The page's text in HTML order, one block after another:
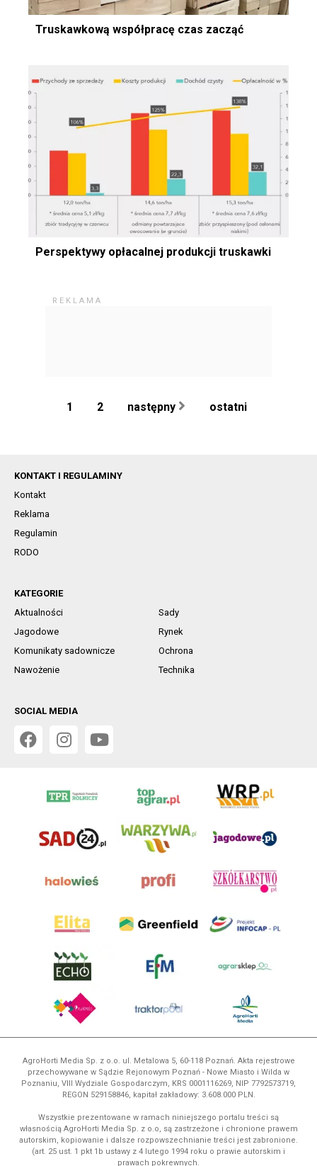
Truskawkową współpracę czas zacząć
Perspektywy opłacalnej produkcji truskawki
1 2 następny ostatni
KONTAKT I REGULAMINY
Kontakt
Reklama
Regulamin
RODO
KATEGORIE
Aktualności
Sady
Jagodowe
Rynek
Komunikaty sadownicze
Ochrona
Nawożenie
Technika
SOCIAL MEDIA
AgroHorti Media Sp. z o.o. ul. Metalowa 5, 60-118 Poznań. Akta rejestrowe
przechowywane w Sądzie Rejonowym Poznań - Nowe Miasto i Wilda w
Poznaniu, VIII Wydziale Gospodarczym, KRS 0001116269, NIP 7792573719,
REGON 529158846, kapitał zakładowy: 3.608.000 PLN.
Wszystkie prezentowane w ramach niniejszego portalu treści są
własnością AgroHorti Media Sp. z o.o, są zastrzeżone i chronione prawem
autorskim, kopiowanie i dalsze rozpowszechnianie treści jest zabronione.
(art. 25 ust. 1 pkt 1b ustawy z 4 lutego 1994 roku o prawie autorskim i
prawach pokrewnych.